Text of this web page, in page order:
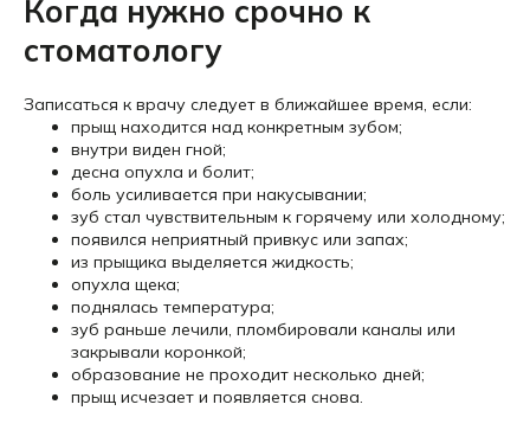
Когда нужно срочно к
стоматологу
Записаться к врачу следует в ближайшее время, если:
прыщ находится над конкретным зубом;
внутри виден гной;
десна опухла и болит;
боль усиливается при накусывании;
зуб стал чувствительным к горячему или холодному;
появился неприятный привкус или запах;
из прыщика выделяется жидкость;
опухла щека;
поднялась температура;
зуб раньше лечили, пломбировали каналы или
закрывали коронкой;
образование не проходит несколько дней;
прыщ исчезает и появляется снова.